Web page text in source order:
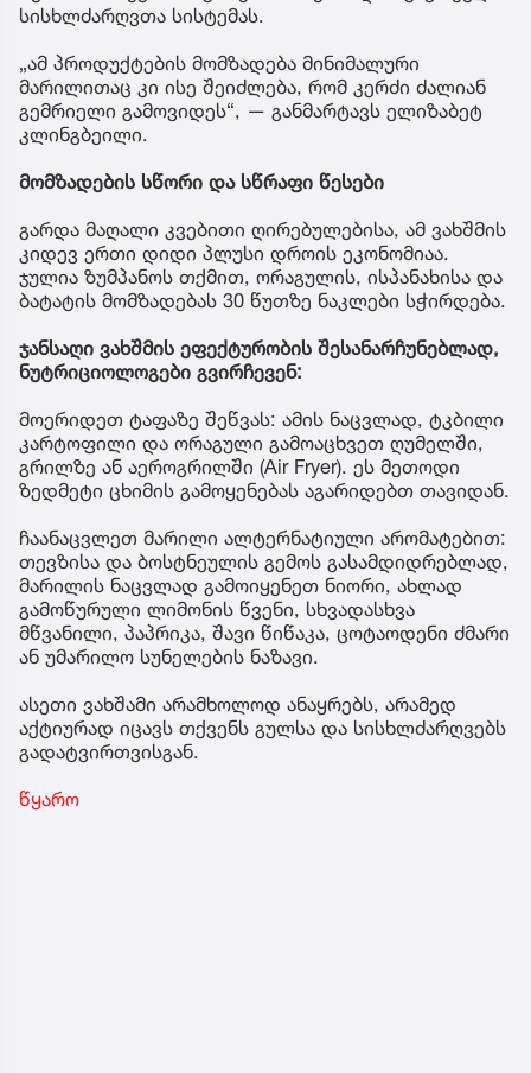
სისხლძარღვთა სისტემას.
„ამ პროდუქტების მომზადება მინიმალური
მარილითაც კი ისე შეიძლება, რომ კერძი ძალიან
გემრიელი გამოვიდეს“, — განმარტავს ელიზაბეტ
კლინგბეილი.
მომზადების სწორი და სწრაფი წესები
გარდა მაღალი კვებითი ღირებულებისა, ამ ვახშმის
კიდევ ერთი დიდი პლუსი დროის ეკონომიაა.
ჯულია ზუმპანოს თქმით, ორაგულის, ისპანახისა და
ბატატის მომზადებას 30 წუთზე ნაკლები სჭირდება.
ჯანსაღი ვახშმის ეფექტურობის შესანარჩუნებლად,
ნუტრიციოლოგები გვირჩევენ:
მოერიდეთ ტაფაზე შეწვას: ამის ნაცვლად, ტკბილი
კარტოფილი და ორაგული გამოაცხვეთ ღუმელში,
გრილზე ან აეროგრილში (Air Fryer). ეს მეთოდი
ზედმეტი ცხიმის გამოყენებას აგარიდებთ თავიდან.
ჩაანაცვლეთ მარილი ალტერნატიული არომატებით:
თევზისა და ბოსტნეულის გემოს გასამდიდრებლად,
მარილის ნაცვლად გამოიყენეთ ნიორი, ახლად
გამოწურული ლიმონის წვენი, სხვადასხვა
მწვანილი, პაპრიკა, შავი წიწაკა, ცოტაოდენი ძმარი
ან უმარილო სუნელების ნაზავი.
ასეთი ვახშამი არამხოლოდ ანაყრებს, არამედ
აქტიურად იცავს თქვენს გულსა და სისხლძარღვებს
გადატვირთვისგან.
წყარო